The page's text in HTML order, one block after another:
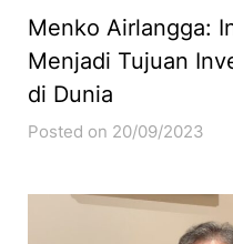
Menko Airlangga:
Menjadi Tujuan
di Dunia
Posted on 20/09/2023